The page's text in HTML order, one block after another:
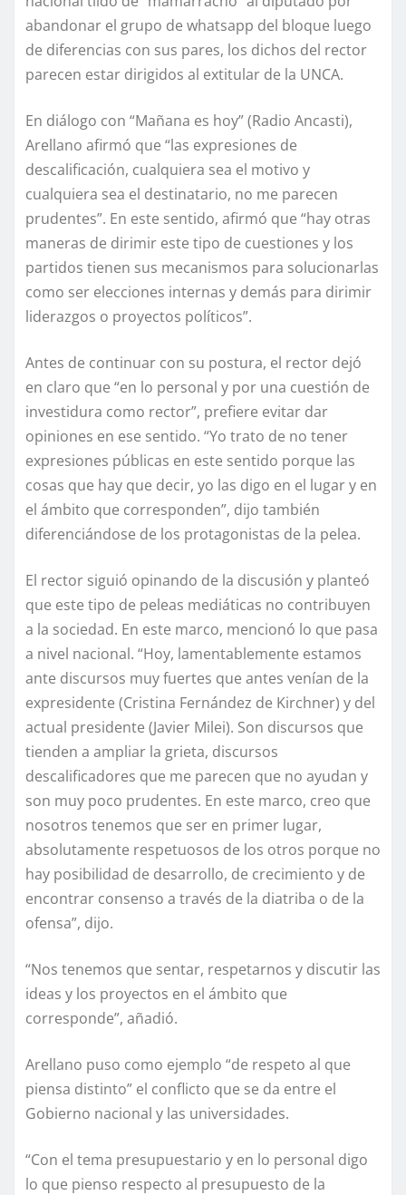
abandonar el grupo de whatsapp del bloque luego
de diferencias con sus pares, los dichos del rector
parecen estar dirigidos al extitular de la UNCA.
En diálogo con “Mañana es hoy” (Radio Ancasti),
Arellano afirmó que “las expresiones de
descalificación, cualquiera sea el motivo y
cualquiera sea el destinatario, no me parecen
prudentes”. En este sentido, afirmó que “hay otras
maneras de dirimir este tipo de cuestiones y los
partidos tienen sus mecanismos para solucionarlas
como ser elecciones internas y demás para dirimir
liderazgos o proyectos políticos”.
Antes de continuar con su postura, el rector dejó
en claro que “en lo personal y por una cuestión de
investidura como rector”, prefiere evitar dar
opiniones en ese sentido. “Yo trato de no tener
expresiones públicas en este sentido porque las
cosas que hay que decir, yo las digo en el lugar y en
el ámbito que corresponden”, dijo también
diferenciándose de los protagonistas de la pelea.
El rector siguió opinando de la discusión y planteó
que este tipo de peleas mediáticas no contribuyen
a la sociedad. En este marco, mencionó lo que pasa
a nivel nacional. “Hoy, lamentablemente estamos
ante discursos muy fuertes que antes venían de la
expresidente (Cristina Fernández de Kirchner) y del
actual presidente (Javier Milei). Son discursos que
tienden a ampliar la grieta, discursos
descalificadores que me parecen que no ayudan y
son muy poco prudentes. En este marco, creo que
nosotros tenemos que ser en primer lugar,
absolutamente respetuosos de los otros porque no
hay posibilidad de desarrollo, de crecimiento y de
encontrar consenso a través de la diatriba o de la
ofensa”, dijo.
“Nos tenemos que sentar, respetarnos y discutir las
ideas y los proyectos en el ámbito que
corresponde”, añadió.
Arellano puso como ejemplo “de respeto al que
piensa distinto” el conflicto que se da entre el
Gobierno nacional y las universidades.
“Con el tema presupuestario y en lo personal digo
lo que pienso respecto al presupuesto de la